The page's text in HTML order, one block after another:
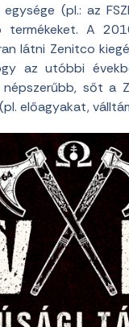
(pl.: az
A
látni Zenitco
az utóbbi
sőt a
előagyakat,